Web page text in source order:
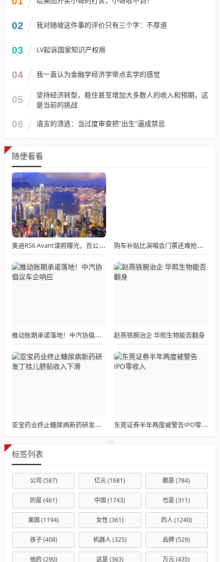
02 我对随坡这件事的评价只有三个字：不厚道
03 LV起诉国家知识产权局
04 我一直认为金融学经济学带点玄学的感觉
05
坚持经济转型，稳住甚至增加大多数人的收入和预期，这
是当前的挑战
06 语言的溃逃：当过度审查把“出生”逼成禁忌
随便看看
奥迪RS6 Avant谍照曝光，百公里加速或进入3秒俱乐部？ 购车补贴比演唱会门票还难抢多地回应
推动账期承诺落地！中汽协倡议车企响应 赵燕铁腕治企 华熙生物能否翻身
亚宝药业终止糖尿病新药研发丁桂儿脐贴收入下滑 东莞证券半年两度被警告IPO零收入
标签列表
公司 (587) 亿元(1681) 都是(784)
的是(461) 中国 (1743) 也是(311)
美国 (1194) 女性 (361) 的人(1240)
孩子(408) 机器人(325) 品牌(529)
他的 (290) 这是(363) 万元(435)